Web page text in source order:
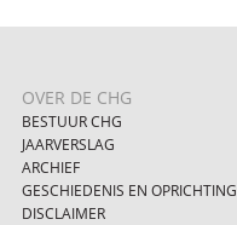
OVER DE CHG
BESTUUR CHG
JAARVERSLAG
ARCHIEF
GESCHIEDENIS EN OPRICHTING
DISCLAIMER